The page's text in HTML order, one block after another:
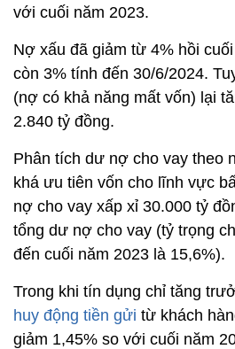
với cuối năm 2023.
Nợ xấu đã giảm từ 4% hồi
còn 3% tính đến 30/6/2024.
(nợ có khả năng mất vốn) lại
2.840 tỷ đồng.
Phân tích dư nợ cho vay theo
khá ưu tiên vốn cho lĩnh vực
nợ cho vay xấp xỉ 30.000 tỷ
tổng dư nợ cho vay (tỷ trọng
đến cuối năm 2023 là 15,6%).
Trong khi tín dụng chỉ tăng
huy động tiền gửi từ khách
giảm 1,45% so với cuối năm